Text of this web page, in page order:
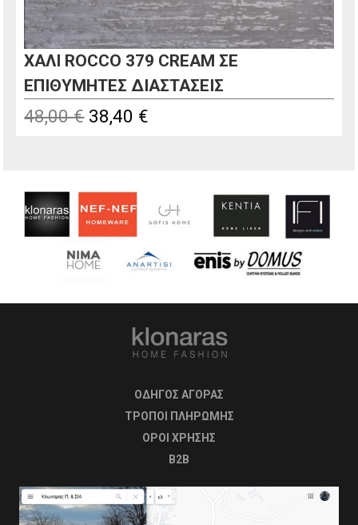
ΧΑΛΙ ROCCO 379 CREAM ΣΕ
ΕΠΙΘΥΜΗΤΕΣ ΔΙΑΣΤΑΣΕΙΣ
48,00€ Original
38,40 €
38,40 €.
ΟΔΗΓΟΣ ΑΓΟΡΑΣ
ΤΡΟΠΟΙ ΠΛΗΡΩΜΗΣ
OΡΟΙ ΧΡΗΣΗΣ
B2B